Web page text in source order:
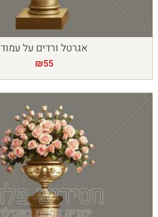
אגרטל ורדים על עמוד
₪55